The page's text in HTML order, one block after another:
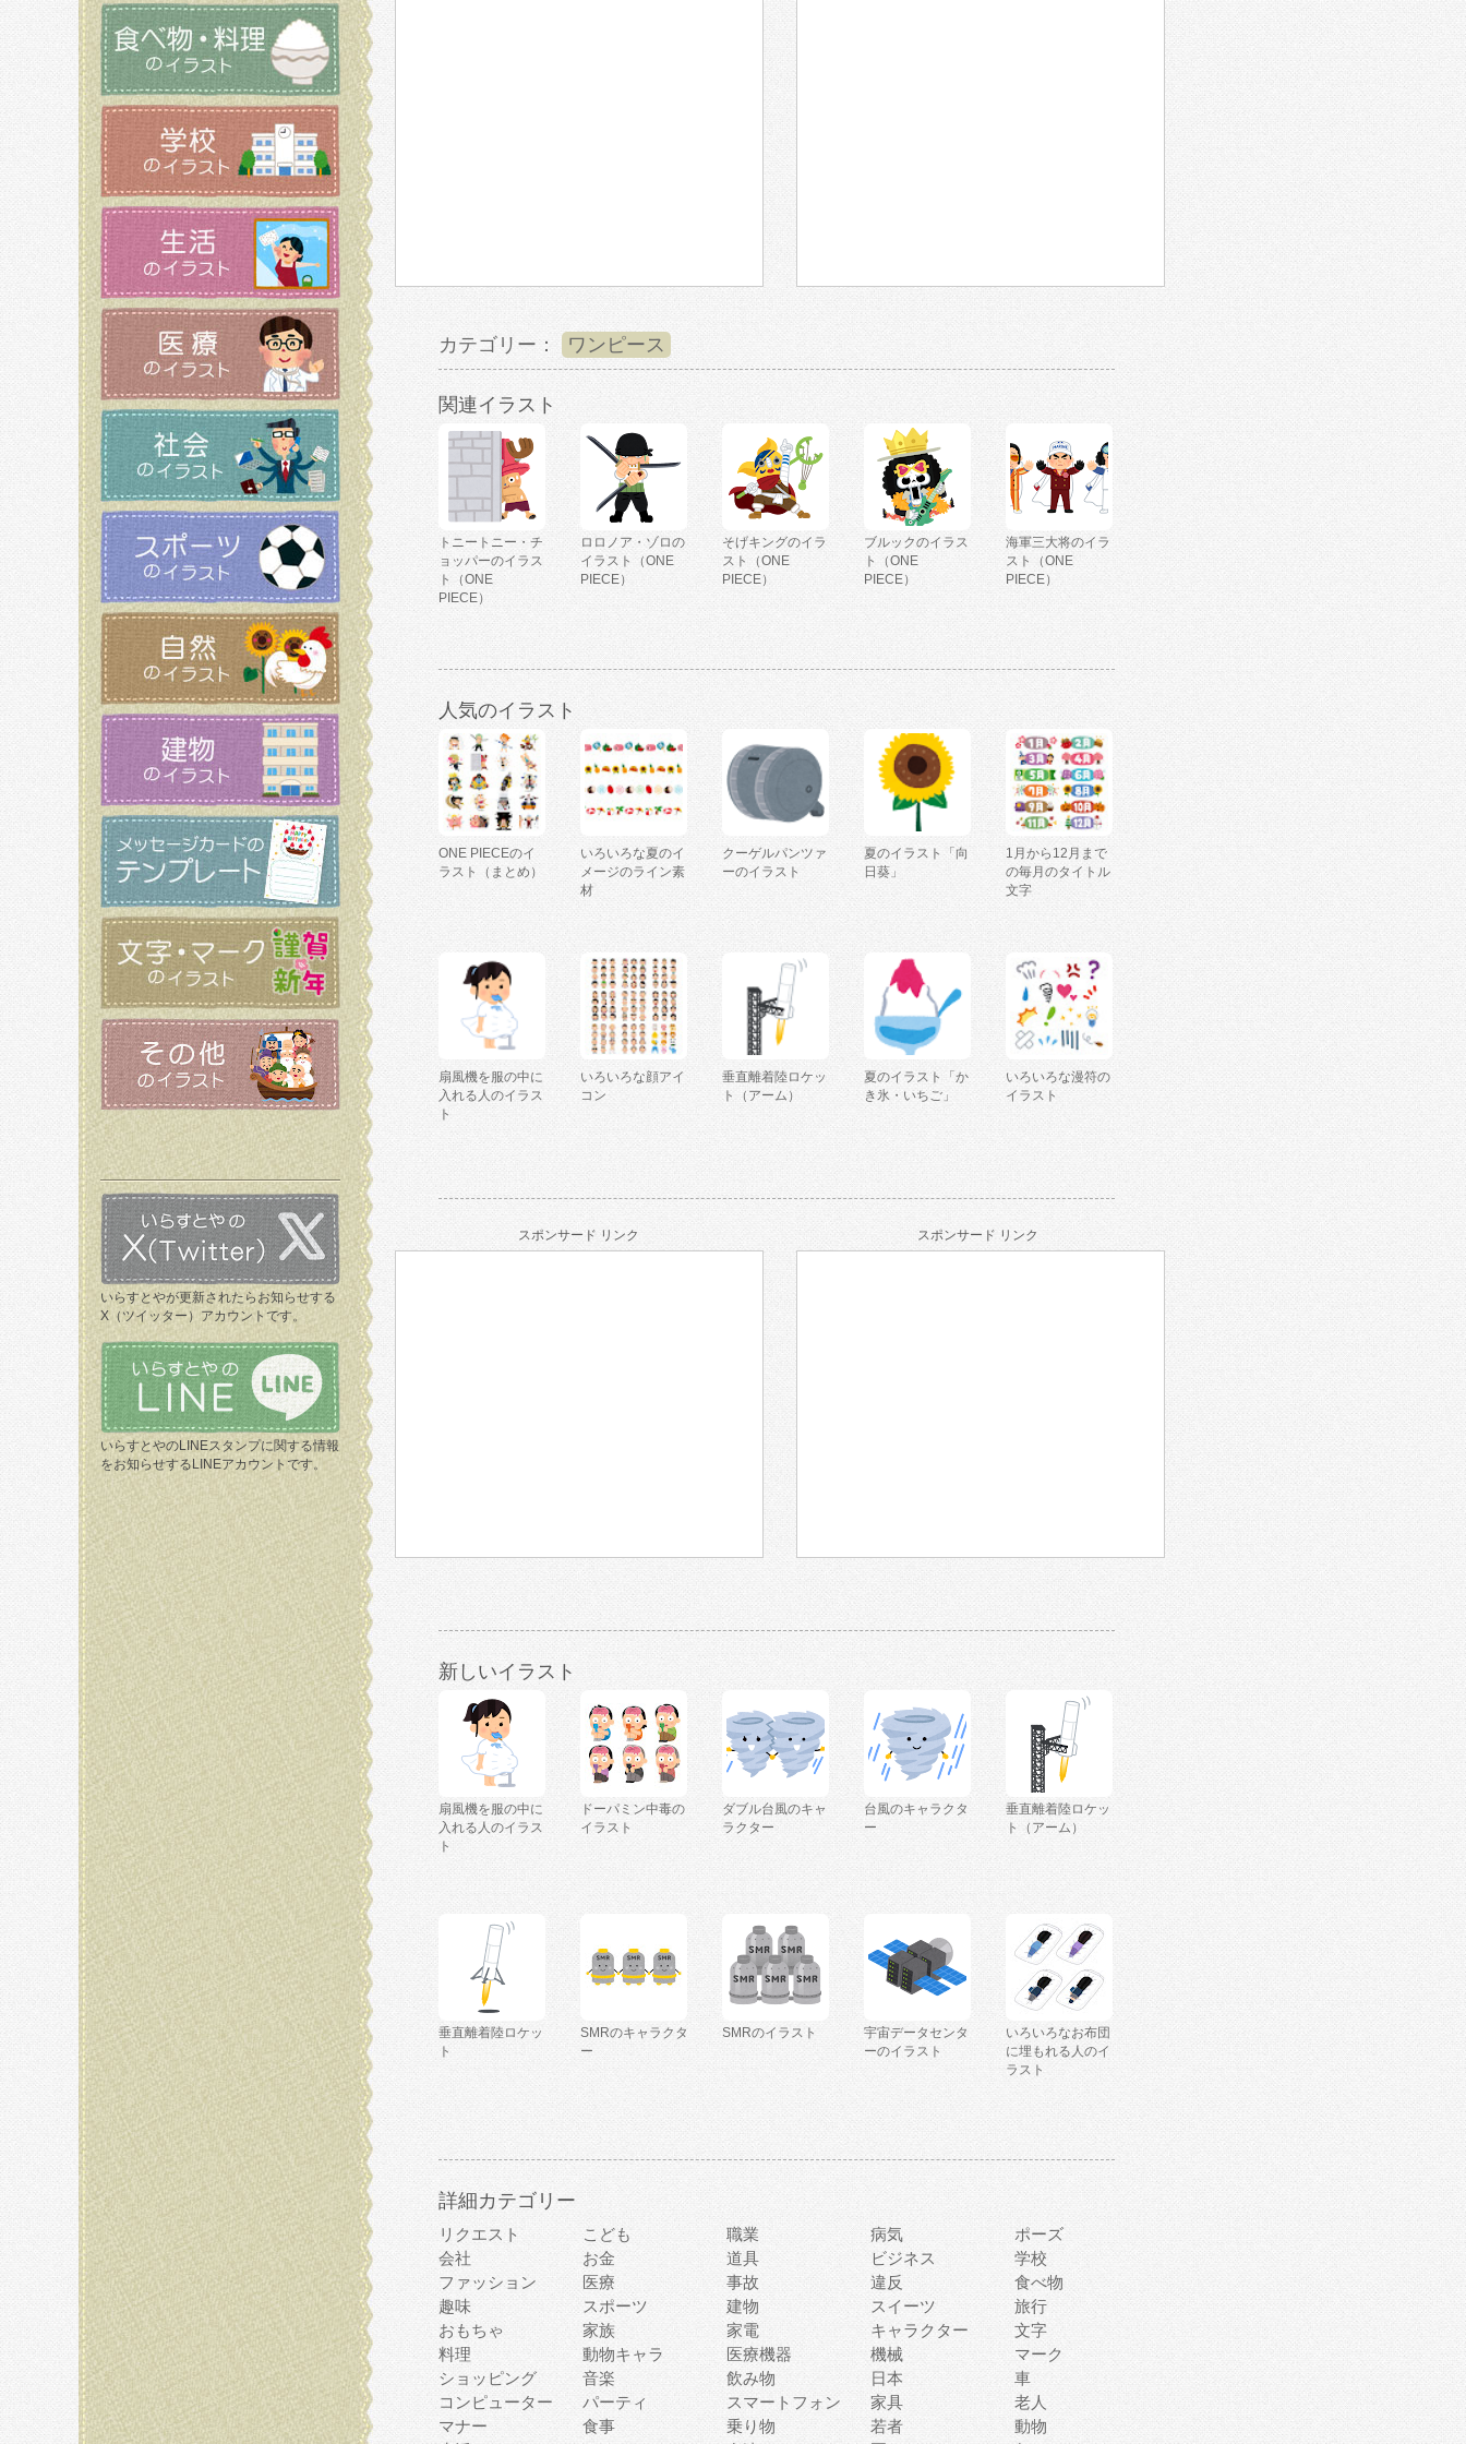
いらすとやが更新されたらお知らせする
X（ツイッター）アカウントです。
いらすとやのLINEスタンプに関する情報
をお知らせするLINEアカウントです。
カテゴリー： ワンピース
関連イラスト
トニートニー・チ
ョッパーのイラス
ト（ONE
PIECE）
ロロノア・ゾロの
イラスト（ONE
PIECE）
そげキングのイラ
スト（ONE
PIECE）
ブルックのイラス
ト（ONE
PIECE）
海軍三大将のイラ
スト（ONE
PIECE）
人気のイラスト
ONE PIECEのイ
ラスト（まとめ）
いろいろな夏のイ
メージのライン素
材
クーゲルパンツァ
ーのイラスト
夏のイラスト「向
日葵」
1月から12月まで
の毎月のタイトル
文字
扇風機を服の中に
入れる人のイラス
ト
いろいろな顔アイ
コン
垂直離着陸ロケッ
ト（アーム）
夏のイラスト「か
き氷・いちご」
いろいろな漫符の
イラスト
スポンサード リンク スポンサード リンク
新しいイラスト
扇風機を服の中に
入れる人のイラス
ト
ドーパミン中毒の
イラスト
ダブル台風のキャ
ラクター
台風のキャラクタ
ー
垂直離着陸ロケッ
ト（アーム）
垂直離着陸ロケッ
ト
SMRのキャラクタ
ー
SMRのイラスト
宇宙データセンタ
ーのイラスト
いろいろなお布団
に埋もれる人のイ
ラスト
詳細カテゴリー
リクエスト こども 職業 病気
ポーズ
会社
お金 道具 ビジネス
学校
ファッション
医療 事故 違反
食べ物
趣味
スポーツ 建物 スイーツ
旅行
おもちゃ
家族 家電 キャラクター
文字
料理
動物キャラ 医療機器 機械
マーク
ショッピング
音楽 飲み物 日本
車
コンピューター
パーティ スマートフォン 家具
老人
マナー
食事 乗り物 若者
動物